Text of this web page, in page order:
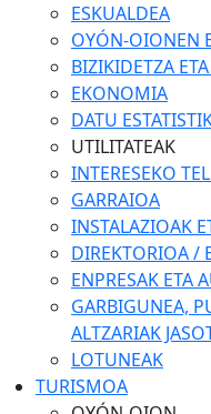
ESKUALDEA
OYÓN-OIONEN
BIZIKIDETZA
EKONOMIA
DATU
UTILITATEAK
INTERESEKO
GARRAIOA
INSTALAZIOAK
DIREKTORIOA /
ENPRESAK ETA
GARBIGUNEA,
ALTZARIAK
LOTUNEAK
TURISMOA